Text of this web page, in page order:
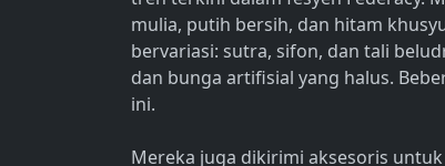
mulia, putih bersih, dan hitam
bervariasi: sutra, sifon, dan tali
dan bunga artifisial yang halus.
ini.
Mereka juga dikirimi aksesoris